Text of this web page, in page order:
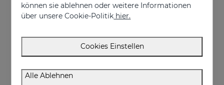
In den Warenkorb
DRYSES Women
€ 11,95
können sie ablehnen oder weitere Informationen
über unsere Cookie-Politik hier.
Cookies Einstellen
Alle Ablehnen